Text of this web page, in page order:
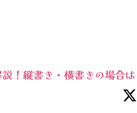
！縦書き・横書きの場合は